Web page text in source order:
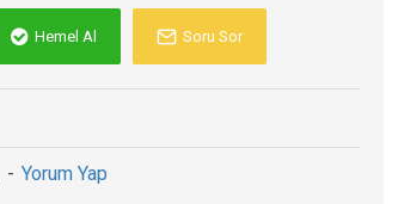
- Yorum Yap
Hemel Al Soru Sor